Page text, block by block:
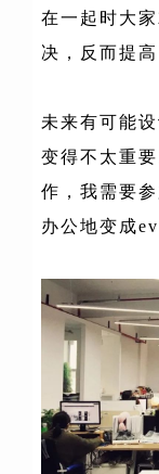
在一起时大
决，反而提
未来有可能
变得不太重
作，我需要
办公地变成